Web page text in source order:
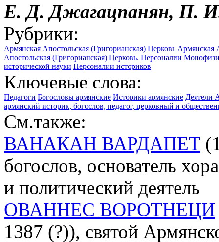
Е. Д. Джагацпанян, П.
Рубрики:
Армянская Апостольская (Григорианская) Церковь Армянская
Апостольская (Григорианская) Церковь. Персоналии
исторической науки Персоналии историков
Ключевые слова:
Педагоги Богословы армянские Историки армянские Деятели
армянский историк, богослов, педагог, церковный и
См.также:
ВАНАКАН ВАРДАПЕТ
богослов, основатель
и политический деятель
ОВАННЕС ВОРОТНЕЦИ
1387 (?)), святой